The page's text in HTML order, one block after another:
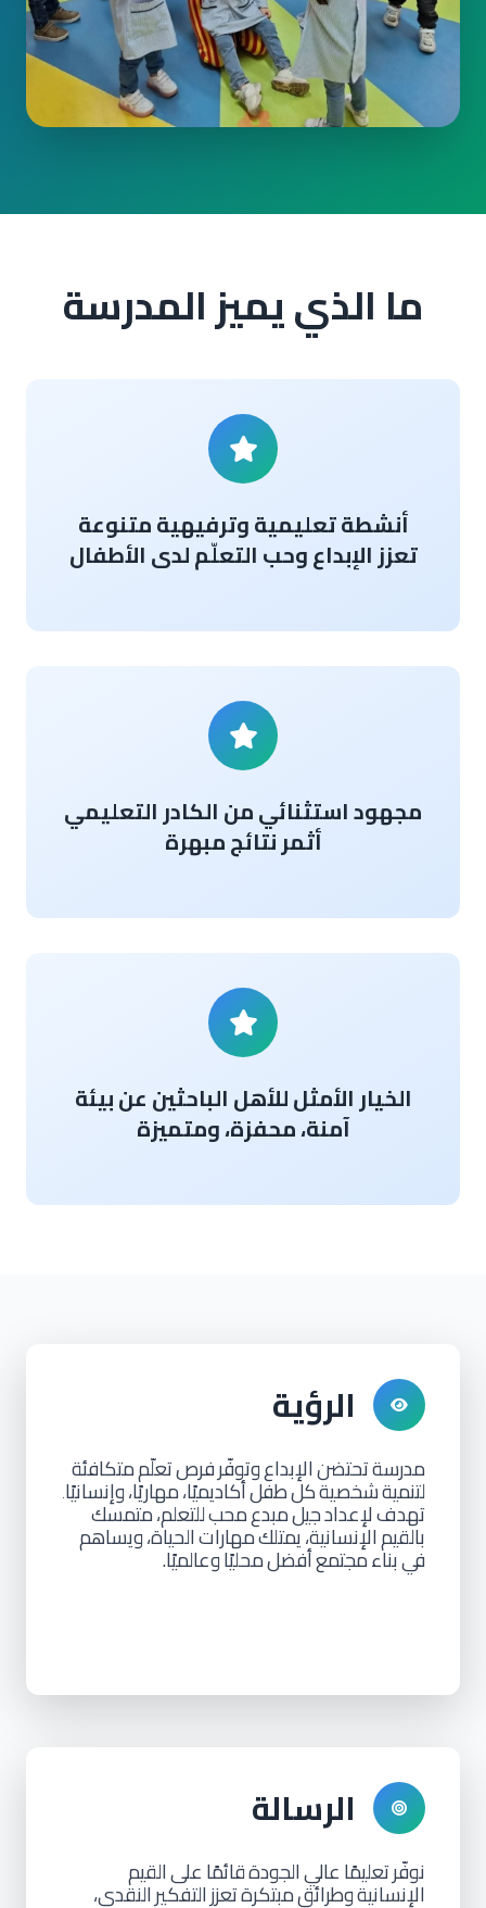
ما الذي يميز المدرسة
أنشطة تعليمية وترفيهية متنوعة
تعزز الإبداع وحب التعلّم لدى الأطفال
مجهود استثنائي من الكادر التعليمي
أثمر نتائج مبهرة
الخيار الأمثل للأهل الباحثين عن بيئة
آمنة، محفزة، ومتميزة
الرؤية
مدرسةتحتضنالإبداعوتوفّرفرصتعلّممتكافئة
لتنميةشخصيةكلطفلأكاديميًا،مهاريًا،وإنسانيًا.
تهدفلإعدادجيلمبدعمحبللتعلم،متمسك
بالقيمالإنسانية،يمتلكمهاراتالحياة،ويساهم
في بناءمجتمعأفضلمحليًاوعالميًا.
الرسالة
نوفّرتعليمًاعالي الجودةقائمًاعلى القيم
الإنسانيةوطرائقمبتكرةتعززالتفكيرالنقدي،